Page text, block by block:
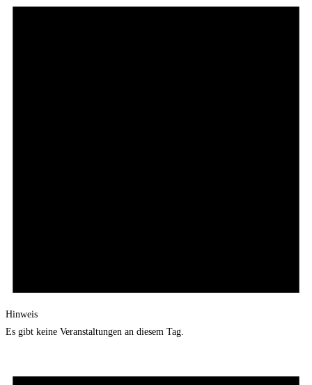
Hinweis
Es gibt keine Veranstaltungen an diesem Tag.